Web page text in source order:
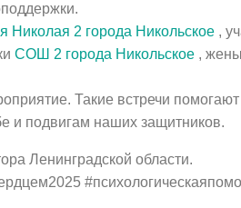
Николая 2 города Никольское ,
СОШ 2 города Никольское ,
Такие встречи помогают
и подвигам наших защитников.
Ленинградской области.